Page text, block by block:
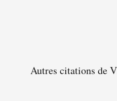
Autres citations de